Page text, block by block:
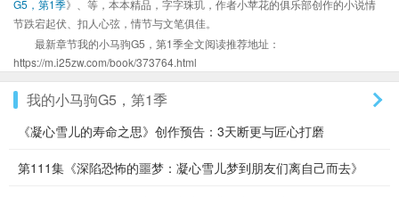
G5，第1季》、等，本本精品，字字珠玑，作者小苹花的俱乐部创作的小说情
节跌宕起伏、扣人心弦，情节与文笔俱佳。
最新章节我的小马驹G5，第1季全文阅读推荐地址：
https://m.i25zw.com/book/373764.html
我的小马驹G5，第1季
《凝心雪儿的寿命之思》创作预告：3天断更与匠心打磨
第111集《深陷恐怖的噩梦：凝心雪儿梦到朋友们离自己而去》